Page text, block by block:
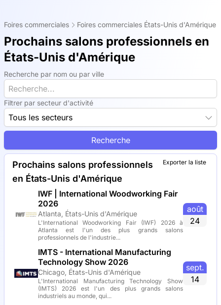
Foires commerciales Foires commerciales États-Unis d'Amérique
Prochains salons professionnels en
États-Unis d'Amérique
Recherche par nom ou par ville
Filtrer par secteur d'activité
Tous les secteurs
Recherche
Exporter la liste
Prochains salons professionnels
en États-Unis d'Amérique
IWF | International Woodworking Fair
2026
Atlanta, États-Unis d'Amérique
L'International Woodworking Fair (IWF) 2026 à
Atlanta est l'un des plus grands salons
professionnels de l'industrie...
août
24
IMTS - International Manufacturing
Technology Show 2026
Chicago, États-Unis d'Amérique
L'International Manufacturing Technology Show
(IMTS) 2026 est l'un des plus grands salons
industriels au monde, qui...
sept.
14